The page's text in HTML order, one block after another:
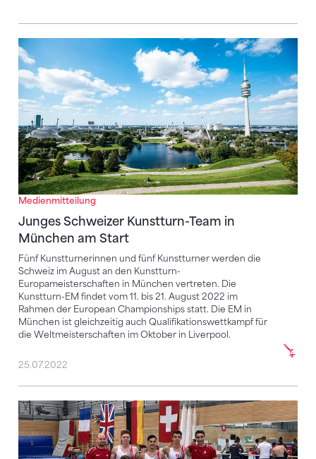
Medienmitteilung
Junges Schweizer Kunstturn-Team in
München am Start
Fünf Kunstturnerinnen und fünf Kunstturner werden die
Schweiz im August an den Kunstturn-
Europameisterschaften in München vertreten. Die
Kunstturn-EM findet vom 11. bis 21. August 2022 im
Rahmen der European Championships statt. Die EM in
München ist gleichzeitig auch Qualifikationswettkampf für
die Weltmeisterschaften im Oktober in Liverpool.
Junges Schweizer Kunstturn-Team in München am
25.07.2022
Team Schweiz gewinnt EM-Test in Magglingen